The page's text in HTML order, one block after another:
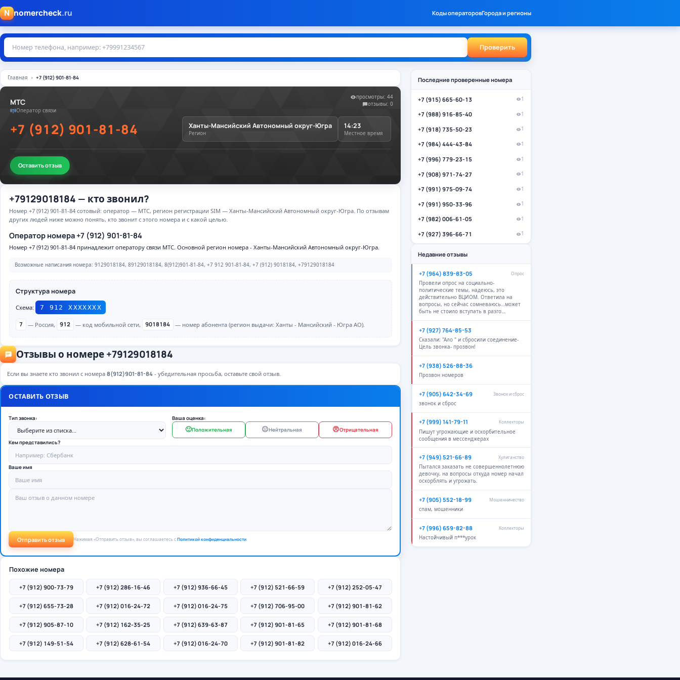
N nomercheck.ru Коды операторовГорода и регионы
Проверить
Главная +7 (912) 901-81-84
просмотры: 44
отзывы: 0
МТС
Оператор связи
+7 (912) 901-81-84 Ханты-Мансийский Автономный округ-Югра
Регион
14:23
Местное время
Оставить отзыв
+79129018184 — кто звонил?
Номер +7 (912) 901-81-84 сотовый: оператор — МТС, регион регистрации SIM — Ханты-Мансийский Автономный округ-Югра. По отзывам
других людей ниже можно понять, кто звонит с этого номера и с какой целью.
Оператор номера +7 (912) 901-81-84
Номер +7 (912) 901-81-84 принадлежит оператору связи МТС. Основной регион номера - Ханты-Мансийский Автономный округ-Югра.
Возможные написания номера: 9129018184, 89129018184, 8(912)901-81-84, +7 912 901-81-84, +7 (912) 9018184, +79129018184
Структура номера
Схема: 7 912 ХХХХХХХ
7 — Россия, 912 — код мобильной сети, 9018184 — номер абонента (регион выдачи: Ханты - Мансийский - Югра АО).
Отзывы о номере +79129018184
Если вы знаете кто звонил с номера 8(912)901-81-84- убедительная просьба, оставьте свой отзыв.
ОСТАВИТЬ ОТЗЫВ
Тип звонка: Ваша оценка:
🙂Положительная 😐Нейтральная 😠Отрицательная
Кем представились?
Ваше имя
Отправить отзыв Нажимая «Отправить отзыв», вы соглашаетесь сПолитикой конфиденциальности
Похожие номера
+7 (912) 900-73-79 +7 (912) 286-16-46 +7 (912) 936-66-45 +7 (912) 521-66-59 +7 (912) 252-05-47
+7 (912) 655-73-28 +7 (912) 016-24-72 +7 (912) 016-24-75 +7 (912) 706-95-00 +7 (912) 901-81-62
+7 (912) 905-87-10 +7 (912) 162-35-25 +7 (912) 639-63-87 +7 (912) 901-81-65 +7 (912) 901-81-68
+7 (912) 149-51-54 +7 (912) 628-61-54 +7 (912) 016-24-70 +7 (912) 901-81-82 +7 (912) 016-24-66
Последние проверенные номера
+7 (915) 665-60-13 1
+7 (988) 916-85-40 1
+7 (918) 735-50-23 1
+7 (984) 444-43-84 1
+7 (996) 779-23-15 1
+7 (908) 971-74-27 1
+7 (991) 975-09-74 1
+7 (991) 950-33-96 1
+7 (982) 006-61-05 1
+7 (927) 396-66-71 1
Недавние отзывы
+7 (964) 839-83-05 Опрос
Провели опрос на социально-
политические темы, надеюсь, это
действительно ВЦИОМ. Ответила на
вопросы, но сейчас сомневаюсь…может
быть не стоило вступать в разго…
+7 (927) 764-85-53
Сказали: "Ало " и сбросили соединение-
Цель звонка- прозвон!
+7 (938) 526-88-36
Прозвон номеров
+7 (905) 642-34-69 Звонок и сброс
звонок и сброс
+7 (999) 141-79-11 Коллекторы
Пишут угрожающие и оскорбительное
сообщения в мессенджерах
+7 (949) 521-66-89 Хулиганство
Пытался заказать не совершеннолетнюю
девочку, на вопросы откуда номер начал
оскорблять и угрожать.
+7 (905) 552-18-99 Мошенничество
спам, мошенники
+7 (996) 659-82-88 Коллекторы
Настойчивый п***урок